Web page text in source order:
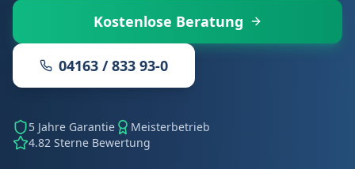
Kostenlose Beratung
04163 / 833 93-0
5 Jahre Garantie
Meisterbetrieb
4.82 Sterne Bewertung